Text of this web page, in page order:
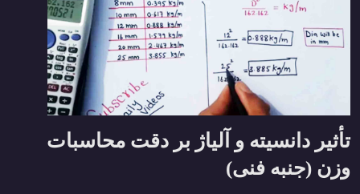
تأثیر دانسیته و آلیاژ بر دقت محاسبات
وزن (جنبه فنی)